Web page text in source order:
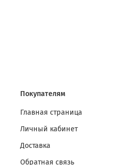
Покупателям
Главная страница
Личный кабинет
Доставка
Обратная связь